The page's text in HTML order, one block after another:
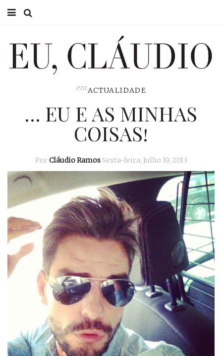
EU CLÁUDIO
EU NA TV
emACTUALIDADE
… EU E AS MINHAS
COISAS!
Por Cláudio Ramos Sexta-feira, Julho 19, 2013